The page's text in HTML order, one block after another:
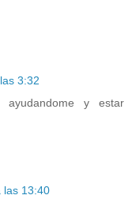
3:32
y estar
las 13:40